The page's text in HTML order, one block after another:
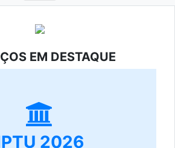
EM DESTAQUE
2026